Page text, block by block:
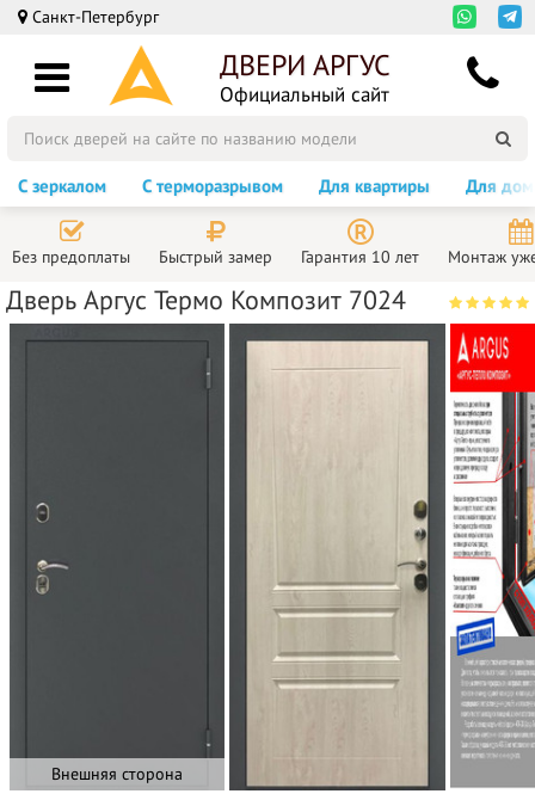
Санкт-Петербург
ДВЕРИ АРГУС
Официальный сайт
С зеркалом С терморазрывом Для квартиры Для
Без предоплаты Быстрый замер Гарантия 10 лет Монтаж
Дверь Аргус Термо Композит 7024
Внешняя сторона